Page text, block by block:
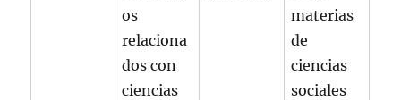
os
relaciona
dos con
ciencias
materias
de
ciencias
sociales